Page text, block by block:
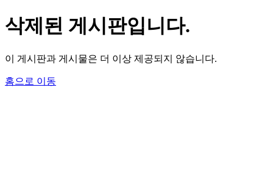
삭제된 게시판입니다.
이 게시판과 게시물은 더 이상 제공되지 않습니다.
홈으로 이동